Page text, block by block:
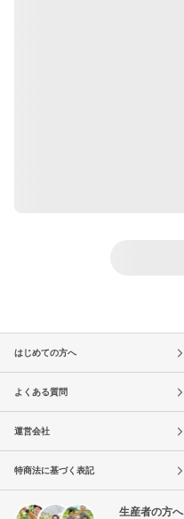
はじめての方へ
よくある質問
運営会社
特商法に基づく表記
生産者の方へ